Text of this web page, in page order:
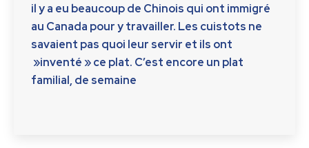
il y a eu beaucoup de Chinois qui ont immigré
au Canada pour y travailler. Les cuistots ne
savaient pas quoi leur servir et ils ont
»inventé » ce plat. C’est encore un plat
familial, de semaine